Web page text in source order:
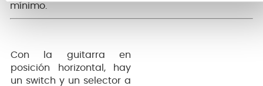
mínimo.
Con la guitarra en
posición horizontal, hay
un switch y un selector a